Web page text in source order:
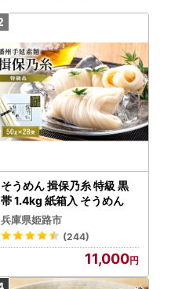
そうめん 揖保乃糸 特級 黒
帯 1.4kg 紙箱入 そうめん
兵庫県姫路市
(244)
11,000